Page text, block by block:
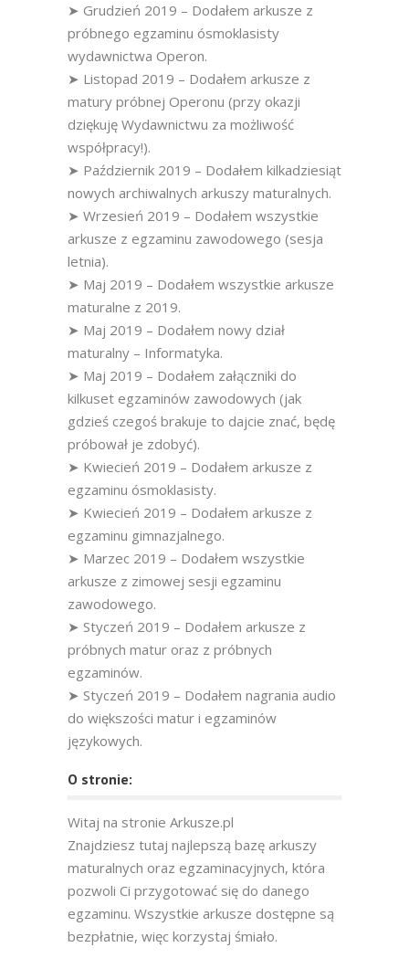
➤ Grudzień 2019 – Dodałem arkusze z
próbnego egzaminu ósmoklasisty
wydawnictwa Operon.
➤ Listopad 2019 – Dodałem arkusze z
matury próbnej Operonu (przy okazji
dziękuję Wydawnictwu za możliwość
współpracy!).
➤ Październik 2019 – Dodałem kilkadziesiąt
nowych archiwalnych arkuszy maturalnych.
➤ Wrzesień 2019 – Dodałem wszystkie
arkusze z egzaminu zawodowego (sesja
letnia).
➤ Maj 2019 – Dodałem wszystkie arkusze
maturalne z 2019.
➤ Maj 2019 – Dodałem nowy dział
maturalny – Informatyka.
➤ Maj 2019 – Dodałem załączniki do
kilkuset egzaminów zawodowych (jak
gdzieś czegoś brakuje to dajcie znać, będę
próbował je zdobyć).
➤ Kwiecień 2019 – Dodałem arkusze z
egzaminu ósmoklasisty.
➤ Kwiecień 2019 – Dodałem arkusze z
egzaminu gimnazjalnego.
➤ Marzec 2019 – Dodałem wszystkie
arkusze z zimowej sesji egzaminu
zawodowego.
➤ Styczeń 2019 – Dodałem arkusze z
próbnych matur oraz z próbnych
egzaminów.
➤ Styczeń 2019 – Dodałem nagrania audio
do większości matur i egzaminów
językowych.
O stronie:
Witaj na stronie Arkusze.pl
Znajdziesz tutaj najlepszą bazę arkuszy
maturalnych oraz egzaminacyjnych, która
pozwoli Ci przygotować się do danego
egzaminu. Wszystkie arkusze dostępne są
bezpłatnie, więc korzystaj śmiało.